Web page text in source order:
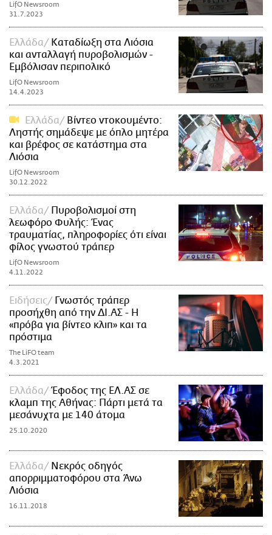
LifO Newsroom
31.7.2023
Ελλάδα
Καταδίωξη στα Λιόσια
και ανταλλαγή πυροβολισμών -
Εμβόλισαν περιπολικό
LifO Newsroom
14.4.2023
Ελλάδα
Βίντεο ντοκουμέντο:
Ληστής σημάδεψε με όπλο μητέρα
και βρέφος σε κατάστημα στα
Λιόσια
LifO Newsroom
30.12.2022
Ελλάδα
Πυροβολισμοί στη
λεωφόρο Φυλής: Ένας
τραυματίας, πληροφορίες ότι είναι
φίλος γνωστού τράπερ
LifO Newsroom
4.11.2022
Ειδήσεις
Γνωστός τράπερ
προσήχθη από την ΔΙ.ΑΣ - Η
«πρόβα για βίντεο κλιπ» και τα
πρόστιμα
The LiFO team
4.3.2021
Ελλάδα
Έφοδος της ΕΛ.ΑΣ σε
κλαμπ της Αθήνας: Πάρτι μετά τα
μεσάνυχτα με 140 άτομα
25.10.2020
Ελλάδα
Νεκρός οδηγός
απορριμματοφόρου στα Άνω
Λιόσια
16.11.2018